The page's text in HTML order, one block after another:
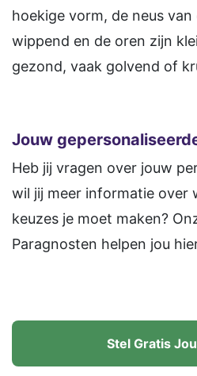
hoekige vorm, de neus
wippend en de oren zijn
gezond, vaak golvend of
Jouw
Heb jij vragen over jouw
wil jij meer informatie over
keuzes je moet maken?
Paragnosten helpen jou
Stel Gratis